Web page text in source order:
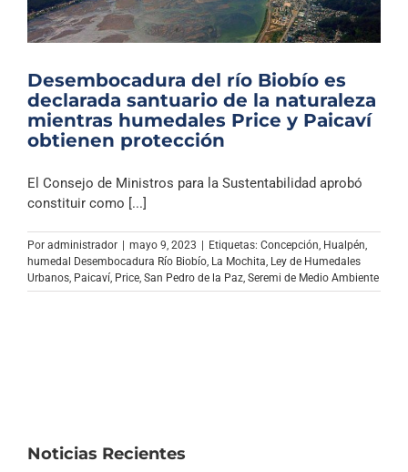
Desembocadura del río Biobío es
declarada santuario de la naturaleza
mientras humedales Price y Paicaví
obtienen protección
El Consejo de Ministros para la Sustentabilidad aprobó
constituir como [...]
Por administrador | mayo 9, 2023 | Etiquetas: Concepción Hualpén
humedal Desembocadura Río Biobío La Mochita Ley de Humedales
Urbanos Paicaví Price San Pedro de la Paz Seremi de Medio Ambiente
Noticias Recientes